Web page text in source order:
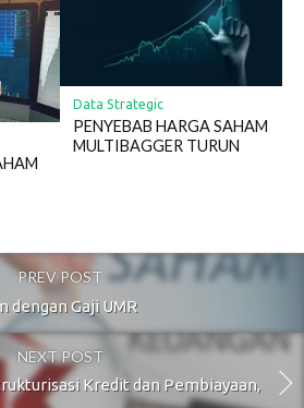
Data Strategic
PENYEBAB HARGA SAHAM
MULTIBAGGER TURUN
PREV POST
dengan Gaji UMR
NEXT POST
Kredit dan Pembiayaan,